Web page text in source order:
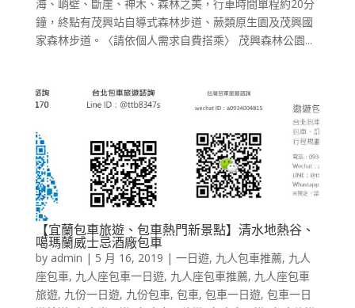
海、峭壁、斷崖、神木、森林之美，行車時間單程約20分
鐘，終點有茂興站自導式森林步道、蕨類原生園及茂興國
家森林步道。〈請依個人需求自費搭乘〉 茂興森林公園...
【宜蘭包車旅遊、包車熱門新景點】清水地熱谷、
噶瑪蘭威士忌酒廠包車
by admin | 5 月 16, 2019 | 一日遊, 九人包車推薦, 九人
座包車, 九人座包車一日遊, 九人座包車推薦, 九人座包車
旅遊, 九份一日遊, 九份包車, 包車, 包車一日遊, 包車一日